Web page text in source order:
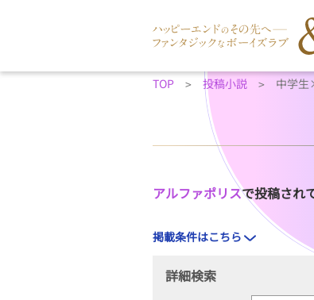
TOP 投稿小説 中学
アルファポリスで投稿され
掲載条件はこちら
詳細検索